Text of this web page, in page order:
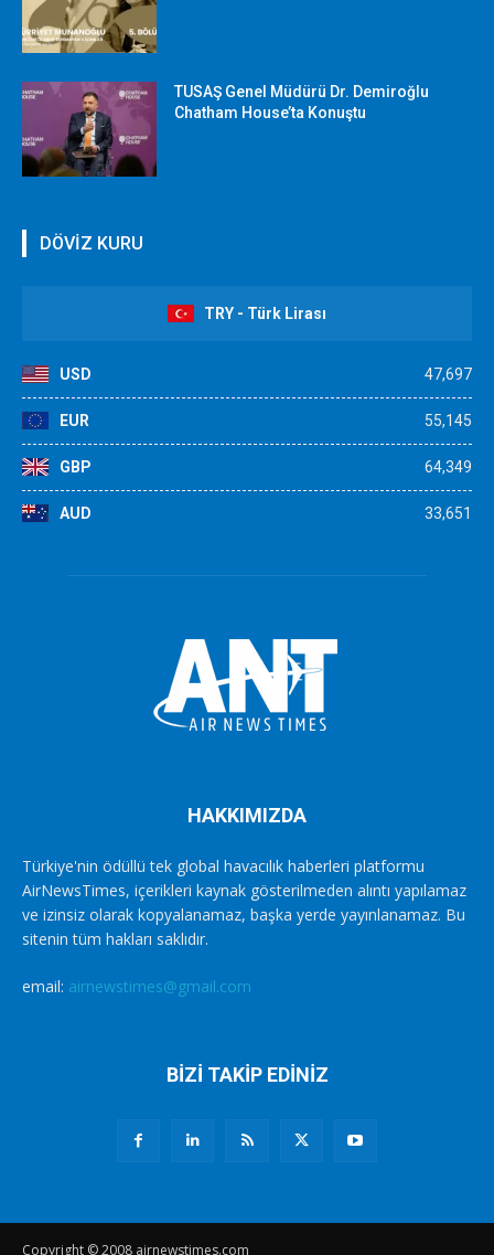
TUSAŞ Genel Müdürü Dr. Demiroğlu
Chatham House’ta Konuştu
DÖVİZ KURU
TRY - Türk Lirası
USD 47,697
EUR 55,145
GBP 64,349
AUD 33,651
HAKKIMIZDA
Türkiye'nin ödüllü tek global havacılık haberleri platformu
AirNewsTimes, içerikleri kaynak gösterilmeden alıntı yapılamaz
ve izinsiz olarak kopyalanamaz, başka yerde yayınlanamaz. Bu
sitenin tüm hakları saklıdır.
email: airnewstimes@gmail.com
BİZİ TAKİP EDİNİZ
Copyright © 2008 airnewstimes.com